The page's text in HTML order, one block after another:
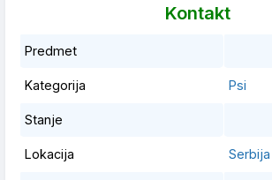
Kontakt
Predmet
Kategorija Psi
Stanje
Lokacija Serbija